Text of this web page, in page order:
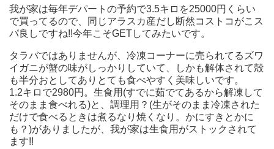
我が家は毎年デパートの予約で3.5キロを25000円くらい
で買ってるので、同じアラスカ産だし断然コストコがこス
パ良しですね!!今年こそGETしてみたいです。
タラバではありませんが、冷凍コーナーに売られてるズワ
イガニが蟹の味がしっかりしていて、しかも解体されて殻
も半分おとしてありとても食べやすく美味しいです。
1.2キロで2980円。生食用(すでに茹でてあるから解凍して
そのまま食べれる)と、調理用？(生がそのまま冷凍された
だけで食べるときは煮るなり焼くなり。かにすきとかに
も？)がありましたが、我が家は生食用がストックされて
ます!!